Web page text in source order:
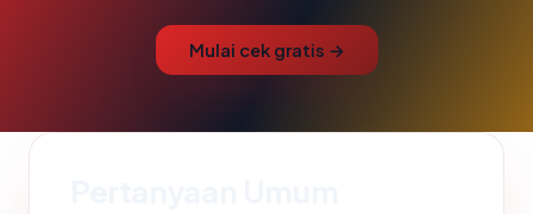
Mulai cek gratis →